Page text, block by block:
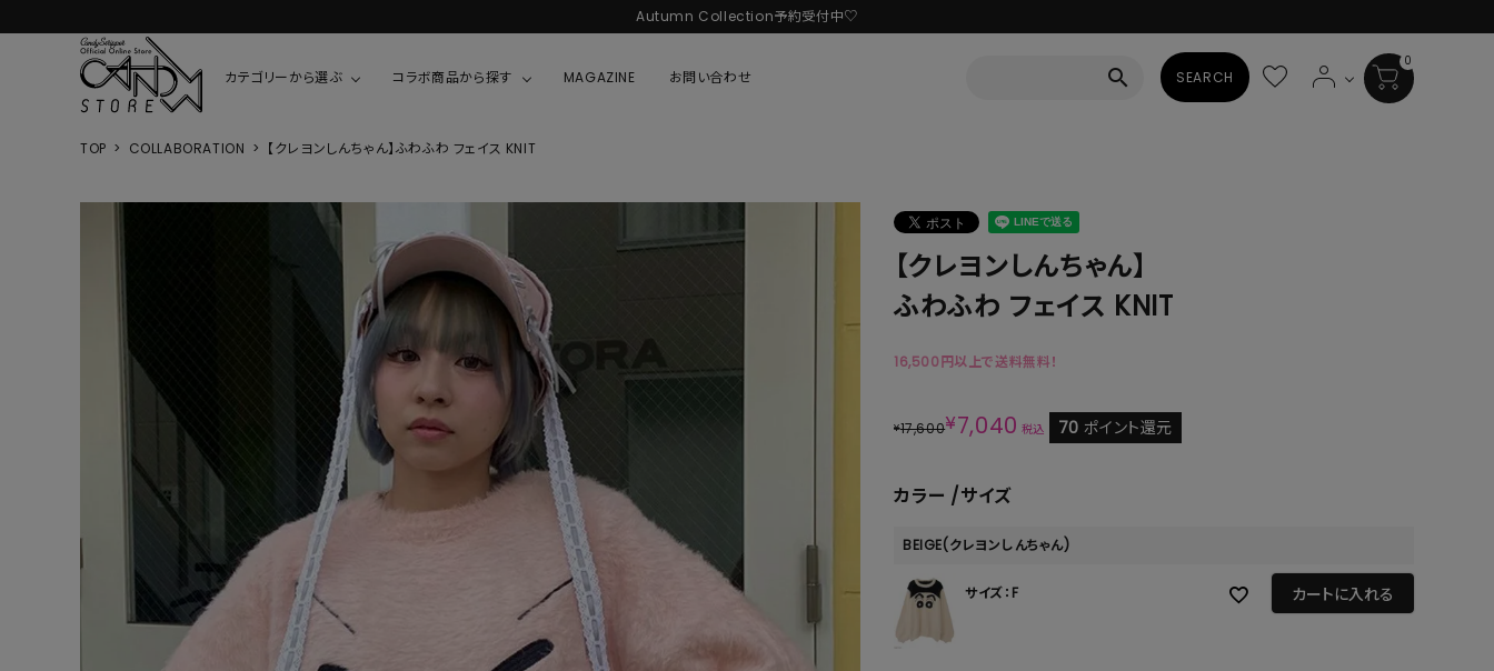
Autumn Collection予約受付中♡
新規会員登録で1,000円分のポイントプレゼント！
カテゴリーから選ぶ
CARDIGAN
BLOUSES
ONE PIECE
ONE PIECE
JUMPER SKIRT
SHORT PANTS
ALL
SHOES
コラボ商品から探す
ニャニィニュニェニョン
ちびまる子ちゃん
チャーミーキティ
ウサハナ
クレヨンしんちゃん MIKIOSAKABE・THREE TREASURES
HELLO KITTY
MAGAZINE お問い合わせ search SEARCH
0
TOP COLLABORATION 【クレヨンしんちゃん】ふわふわ フェイス KNIT
【クレヨンしんちゃん】
ふわふわ フェイス KNIT
16,500円以上で送料無料！
¥17,600¥7,040 税込 70 ポイント還元
カラー サイズ
BEIGE(クレヨンしんちゃん)
サイズ：F カートに入れる